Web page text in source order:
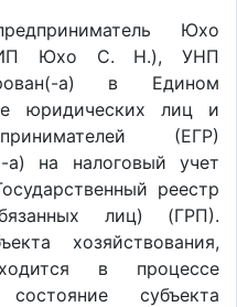
Юхо
(ИП Юхо С. Н.), УНП
а) в Едином
юридических лиц и
(ЕГР)
a) на налоговый учет
реестр
лиц) (ГРП).
хозяйствования,
в процессе
субъекта